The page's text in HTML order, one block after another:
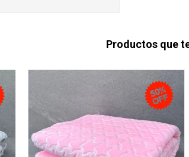
Productos que